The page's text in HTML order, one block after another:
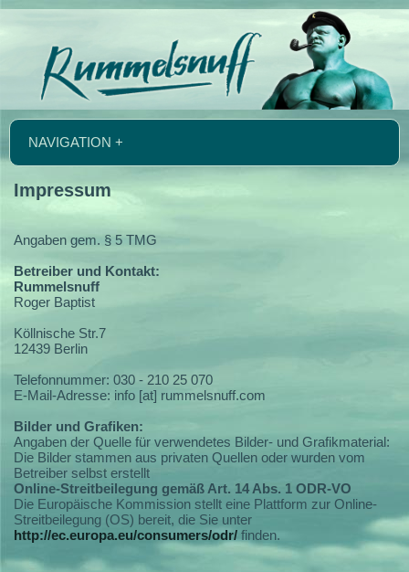
NAVIGATION +
Impressum
Angaben gem. § 5 TMG
Betreiber und Kontakt:
Rummelsnuff
Roger Baptist
Köllnische Str.7
12439 Berlin
Telefonnummer: 030 - 210 25 070
E-Mail-Adresse: info [at] rummelsnuff.com
Bilder und Grafiken:
Angaben der Quelle für verwendetes Bilder- und Grafikmaterial:
Die Bilder stammen aus privaten Quellen oder wurden vom
Betreiber selbst erstellt
Online-Streitbeilegung gemäß Art. 14 Abs. 1 ODR-VO
Die Europäische Kommission stellt eine Plattform zur Online-
Streitbeilegung (OS) bereit, die Sie unter
http://ec.europa.eu/consumers/odr/ finden.